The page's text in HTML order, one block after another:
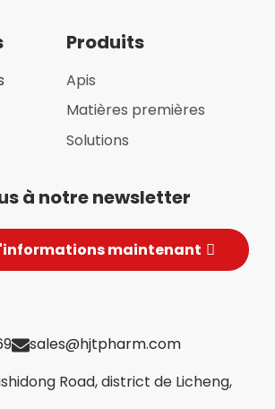
Produits
Apis
Matières premières
Solutions
à notre newsletter
maintenant
sales@hjtpharm.com
Road, district de Licheng,